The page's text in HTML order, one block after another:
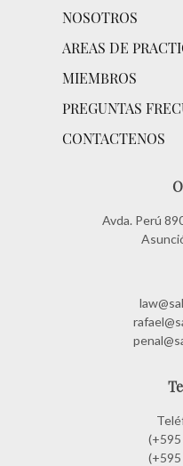
NOSOTROS
AREAS DE
MIEMBROS
PREGUNTAS
CONTACTENOS
Avda. Perú
(+595
(+595